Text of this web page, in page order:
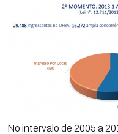
No intervalo de 2005 a